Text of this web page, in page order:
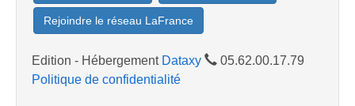
Rejoindre le réseau LaFrance
Edition - Hébergement Dataxy
05.62.00.17.79
Politique de confidentialité